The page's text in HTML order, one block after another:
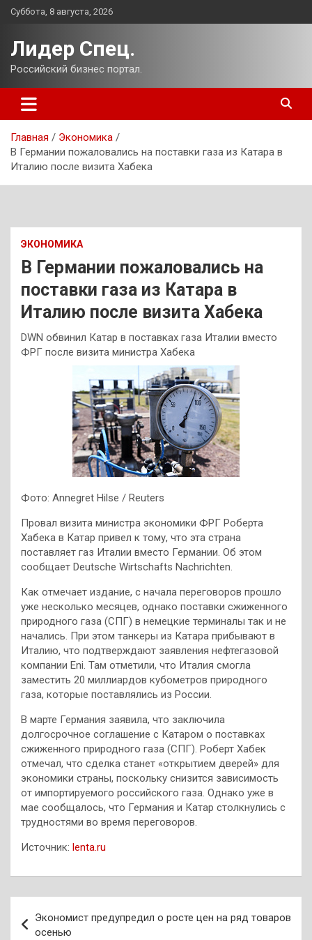
Перейти
Суббота, 8 августа, 2026
Лидер Спец.
Российский бизнес портал.
Главная
Экономика
В Германии пожаловались на поставки газа из Катара в
Италию после визита Хабека
ЭКОНОМИКА
В Германии пожаловались на
поставки газа из Катара в
Италию после визита Хабека
DWN обвинил Катар в поставках газа Италии вместо
ФРГ после визита министра Хабека
Фото: Annegret Hilse / Reuters
Провал визита министра экономики ФРГ Роберта
Хабека в Катар привел к тому, что эта страна
поставляет газ Италии вместо Германии. Об этом
сообщает Deutsche Wirtschafts Nachrichten.
Как отмечает издание, с начала переговоров прошло
уже несколько месяцев, однако поставки сжиженного
природного газа (СПГ) в немецкие терминалы так и не
начались. При этом танкеры из Катара прибывают в
Италию, что подтверждают заявления нефтегазовой
компании Eni. Там отметили, что Италия смогла
заместить 20 миллиардов кубометров природного
газа, которые поставлялись из России.
В марте Германия заявила, что заключила
долгосрочное соглашение с Катаром о поставках
сжиженного природного газа (СПГ). Роберт Хабек
отмечал, что сделка станет «открытием дверей» для
экономики страны, поскольку снизится зависимость
от импортируемого российского газа. Однако уже в
мае сообщалось, что Германия и Катар столкнулись с
трудностями во время переговоров.
Источник: lenta.ru
по
Экономист предупредил о росте цен на ряд товаров
осенью